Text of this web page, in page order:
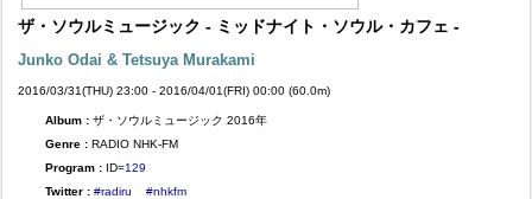
ザ・ソウルミュージック - ミッドナイト・ソウル・カフェ -
Junko Odai & Tetsuya Murakami
2016/03/31(THU) 23:00 - 2016/04/01(FRI) 00:00 (60.0m)
Album : ザ・ソウルミュージック 2016年
Genre : RADIO NHK-FM
Program : ID=129
Twitter : #radiru #nhkfm